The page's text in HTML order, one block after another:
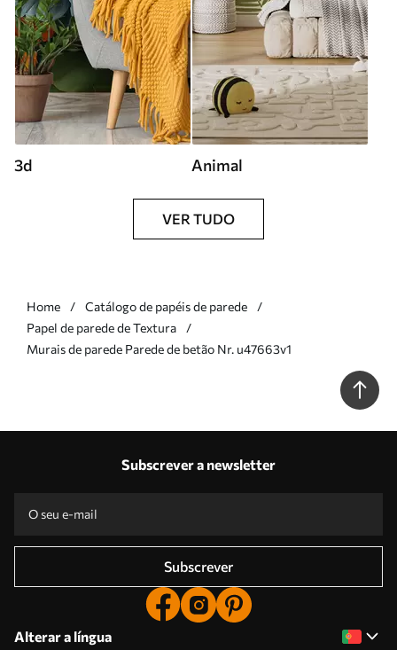
3d Animal
VER TUDO
Home
Catálogo de papéis de parede
Papel de parede de Textura
Murais de parede Parede de betão Nr. u47663v1
Subscrever a newsletter
Subscrever
Alterar a língua